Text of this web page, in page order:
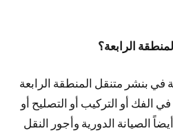
الرابعة؟
في بنشر متنقل المنطقة الرابعة
الفك أو التركيب أو التصليح أو
الصيانة الدورية وأجور النقل